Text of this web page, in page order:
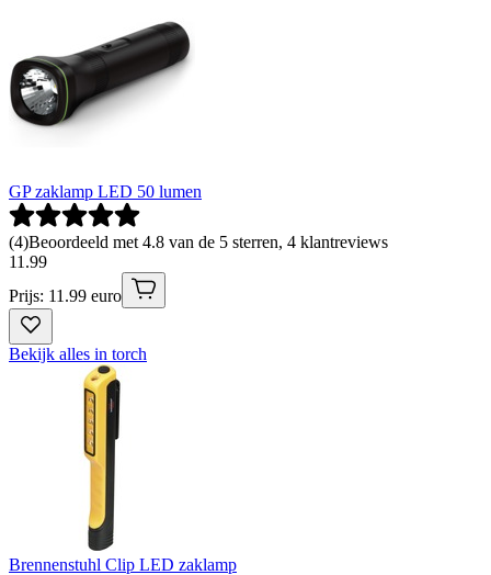
GP zaklamp LED 50 lumen
(4)Beoordeeld met 4.8 van de 5 sterren, 4 klantreviews
11 .99
Prijs: 11.99 euro
Bekijk alles in torch
Brennenstuhl Clip LED zaklamp